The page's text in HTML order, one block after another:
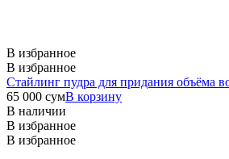
В избранное
В избранное
Стайлинг пудра для придания объёма
65 000 сумВ корзину
В наличии
В избранное
В избранное